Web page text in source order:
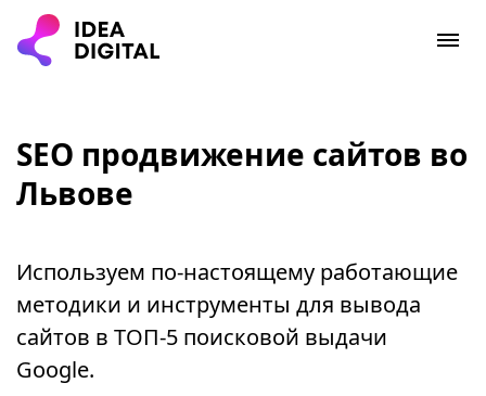
SEO продвижение сайтов во
Львове
Используем по-настоящему работающие
методики и инструменты для вывода
сайтов в ТОП-5 поисковой выдачи
Google.